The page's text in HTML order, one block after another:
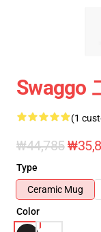
Swaggo
(1
₩44,785
Type
Ceramic Mug
Color